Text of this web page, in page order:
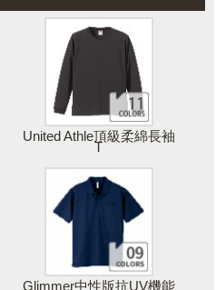
United Athle頂級柔綿長袖
T
Glimmer中性版抗UV機能